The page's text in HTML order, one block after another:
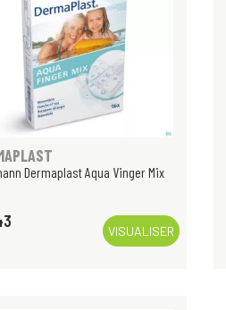
Dermaplast Aqua Vinger Mix
VISUALISER